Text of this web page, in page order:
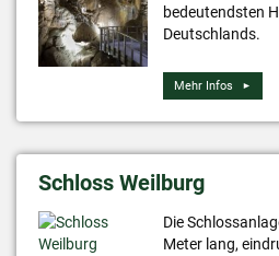
bedeutendsten
Deutschlands.
Mehr Infos
Schloss Weilburg
Die
Meter lang,